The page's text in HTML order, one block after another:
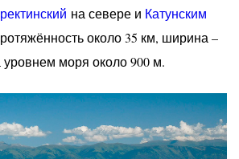
на севере и Катунским
около 35 км, ширина –
моря около 900 м.